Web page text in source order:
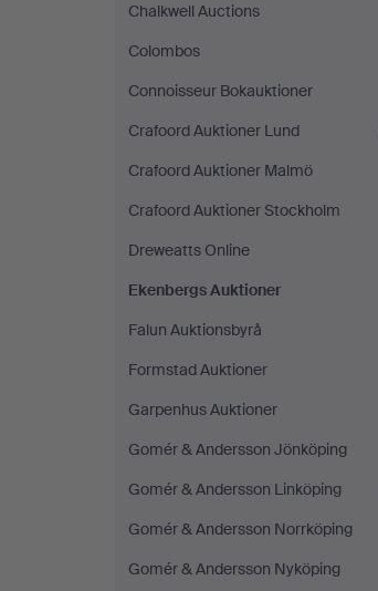
Chalkwell Auctions
Colombos
Connoisseur Bokauktioner
Crafoord Auktioner Lund
Crafoord Auktioner Malmö
Crafoord Auktioner Stockholm
Dreweatts Online
Ekenbergs Auktioner
Falun Auktionsbyrå
Formstad Auktioner
Garpenhus Auktioner
Gomér & Andersson Jönköping
Gomér & Andersson Linköping
Gomér & Andersson Norrköping
Gomér & Andersson Nyköping